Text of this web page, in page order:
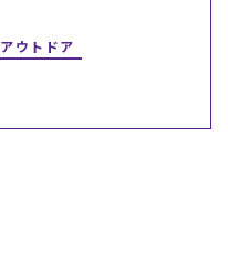
アウトドア